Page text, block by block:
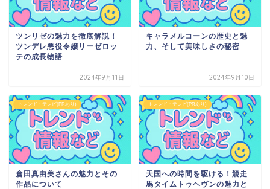
ツンリゼの魅力を徹底解説！
ツンデレ悪役令嬢リーゼロッ
テの成長物語
2024年9月11日
キャラメルコーンの歴史と魅
力、そして美味しさの秘密
2024年9月10日
トレンド・テレビ(PRあり)
倉田真由美さんの魅力とその
作品について
トレンド・テレビ(PRあり)
天国への時間を駆ける！競走
馬タイムトゥヘヴンの魅力と